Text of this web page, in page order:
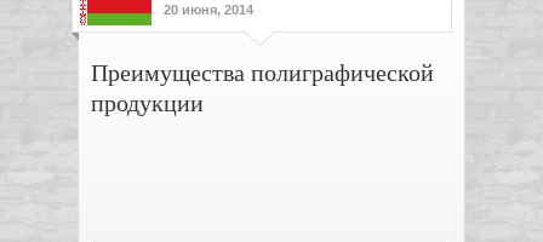
20 июня, 2014
Преимущества полиграфической
продукции